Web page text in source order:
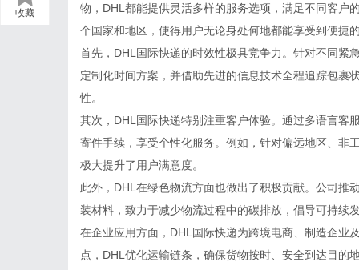
收藏
物，DHL都能提供灵活多样的服务选项，满足不同客户
个国家和地区，使得用户无论身处何地都能享受到便捷
首先，DHL国际快递的时效性极具竞争力。针对不同紧
定制化时间方案，并借助先进的信息技术全程追踪包裹
性。
其次，DHL国际快递特别注重客户体验。通过多语言客
寄件手续，享受个性化服务。例如，针对偏远地区、非
极大提升了用户满意度。
此外，DHL在绿色物流方面也做出了积极贡献。公司推
装材料，致力于减少物流过程中的碳排放，倡导可持续
在企业应用方面，DHL国际快递为跨境电商、制造企业
点，DHL优化运输链条，确保货物按时、安全到达目的